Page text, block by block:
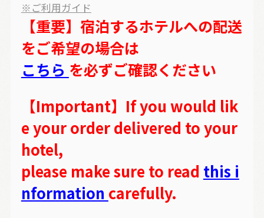
※ご利用ガイド
【重要】宿泊するホテルへの配送
をご希望の場合は
こちら を必ずご確認ください
【Important】If you would lik
e your order delivered to your
hotel,
please make sure to read this i
nformation carefully.